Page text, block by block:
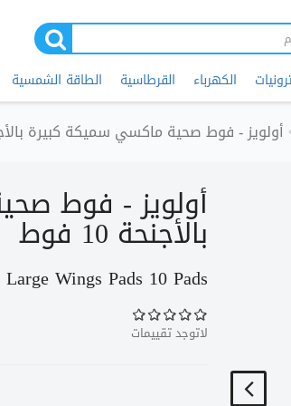
الكهرباء القرطاسية الطاقة الشمسية
أولويز - فوط صحية ماكسي سميكة كبيرة بالأجنحة
أولويز - فوط
بالأجنحة 10 فوط
Wings Pads 10 Pads
لاتوجد تقييمات